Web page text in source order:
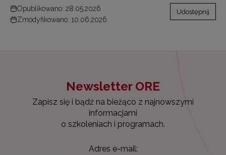
Opublikowano: 28.05.2026
Zmodyfikowano: 10.06.2026
Udostępnij
Newsletter ORE
Zapisz się i bądź na bieżąco z najnowszymi
informacjami
o szkoleniach i programach.
Adres e-mail: